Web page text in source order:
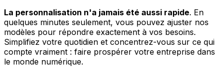
La personnalisation n'a jamais été aussi rapide. En
quelques minutes seulement, vous pouvez ajuster nos
modèles pour répondre exactement à vos besoins.
Simplifiez votre quotidien et concentrez-vous sur ce qui
compte vraiment : faire prospérer votre entreprise dans
le monde numérique.